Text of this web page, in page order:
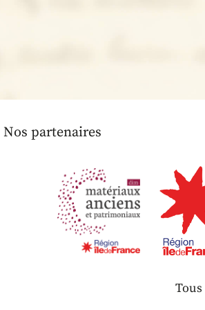
Nos partenaires